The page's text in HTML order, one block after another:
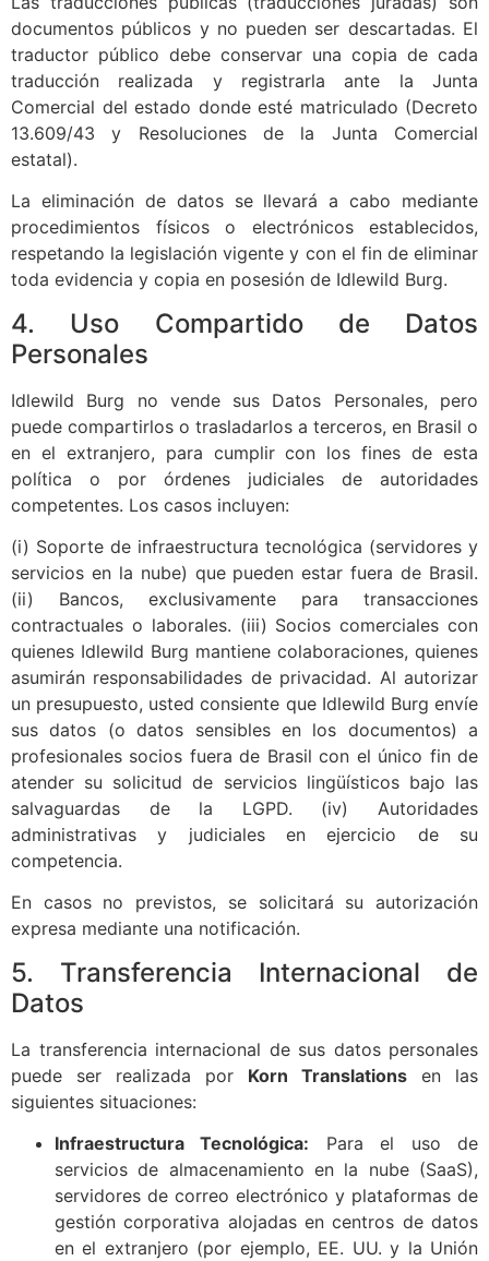
documentos públicos y no pueden ser descartadas. El
traductor público debe conservar una copia de cada
traducción realizada y registrarla ante la Junta
Comercial del estado donde esté matriculado (Decreto
13.609/43 y Resoluciones de la Junta Comercial
estatal).
La eliminación de datos se llevará a cabo mediante
procedimientos físicos o electrónicos establecidos,
respetando la legislación vigente y con el fin de eliminar
toda evidencia y copia en posesión de Idlewild Burg.
4. Uso Compartido de Datos
Personales
Idlewild Burg no vende sus Datos Personales, pero
puede compartirlos o trasladarlos a terceros, en Brasil o
en el extranjero, para cumplir con los fines de esta
política o por órdenes judiciales de autoridades
competentes. Los casos incluyen:
(i) Soporte de infraestructura tecnológica (servidores y
servicios en la nube) que pueden estar fuera de Brasil.
(ii) Bancos, exclusivamente para transacciones
contractuales o laborales. (iii) Socios comerciales con
quienes Idlewild Burg mantiene colaboraciones, quienes
asumirán responsabilidades de privacidad. Al autorizar
un presupuesto, usted consiente que Idlewild Burg envíe
sus datos (o datos sensibles en los documentos) a
profesionales socios fuera de Brasil con el único fin de
atender su solicitud de servicios lingüísticos bajo las
salvaguardas de la LGPD. (iv) Autoridades
administrativas y judiciales en ejercicio de su
competencia.
En casos no previstos, se solicitará su autorización
expresa mediante una notificación.
5. Transferencia Internacional de
Datos
La transferencia internacional de sus datos personales
puede ser realizada por Korn Translations en las
siguientes situaciones:
Infraestructura Tecnológica: Para el uso de
servicios de almacenamiento en la nube (SaaS),
servidores de correo electrónico y plataformas de
gestión corporativa alojadas en centros de datos
en el extranjero (por ejemplo, EE. UU. y la Unión